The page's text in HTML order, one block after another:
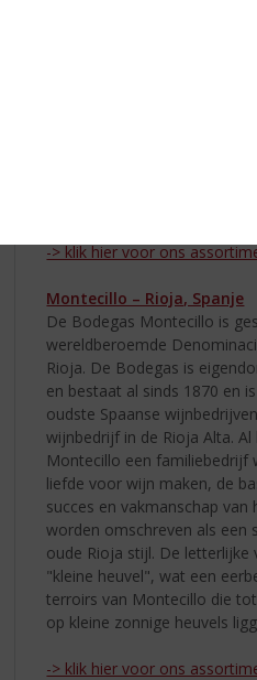
-> klik hier voor ons
Montecillo – Rioja, Spanje
De Bodegas Montecillo is
wereldberoemde
Rioja. De Bodegas is
en bestaat al sinds 1870 en
oudste Spaanse
wijnbedrijf in de Rioja Alta.
Montecillo een familiebedrijf
liefde voor wijn maken, de
succes en vakmanschap
worden omschreven als een
oude Rioja stijl. De letterlijke
"kleine heuvel", wat een
terroirs van Montecillo die
op kleine zonnige heuvels
-> klik hier voor ons